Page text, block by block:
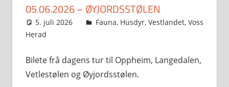
05.06.2026 – ØYJORDSSTØLEN
5. juli 2026 Svein
Fauna, Husdyr, Vestlandet, Voss
Herad
Bilete frå dagens tur til Oppheim, Langedalen,
Vetlestølen og Øyjordsstølen.